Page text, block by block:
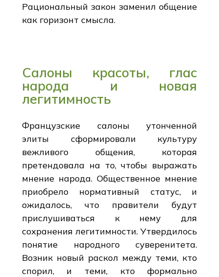
Рациональный закон заменил общение
как горизонт смысла.
Салоны красоты, глас
народа и новая
легитимность
Французские салоны утонченной
элиты сформировали культуру
вежливого общения, которая
претендовала на то, чтобы выражать
мнение народа. Общественное мнение
приобрело нормативный статус, и
ожидалось, что правители будут
прислушиваться к нему для
сохранения легитимности. Утвердилось
понятие народного суверенитета.
Возник новый раскол между теми, кто
спорил, и теми, кто формально